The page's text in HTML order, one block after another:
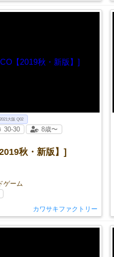
秋・新版】]
ゲーム
2021大阪 Q02
30-30 8歳〜
カワサキファクトリー